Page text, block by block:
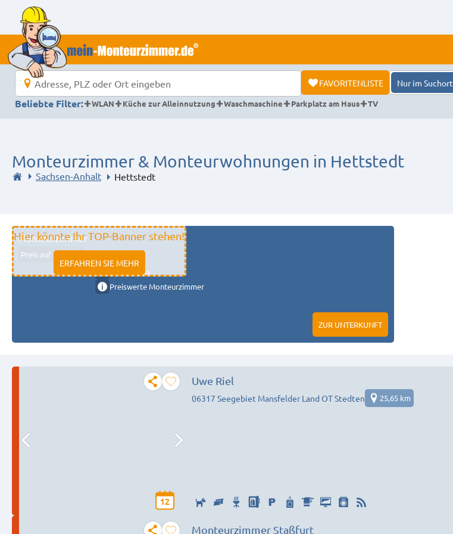
FAVORITENLISTE Nur im Suchort
Beliebte Filter:
WLAN Küche zur Alleinnutzung Waschmaschine Parkplatz am Haus TV
Monteurzimmer & Monteurwohnungen in Hettstedt
Sachsen-Anhalt Hettstedt
Hier könnte Ihr TOP-Banner stehen!
ERFAHREN SIE MEHR
Monteurzimmer
Preis auf Anfrage
11333 fulda
Preiswerte Monteurzimmer
ZUR UNTERKUNFT
12
Uwe Riel
06317 Seegebiet Mansfelder Land OT Stedten 25,65 km
Monteurzimmer Staßfurt